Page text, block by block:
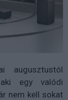
augusztustól
egy valódi
nem kell sokat